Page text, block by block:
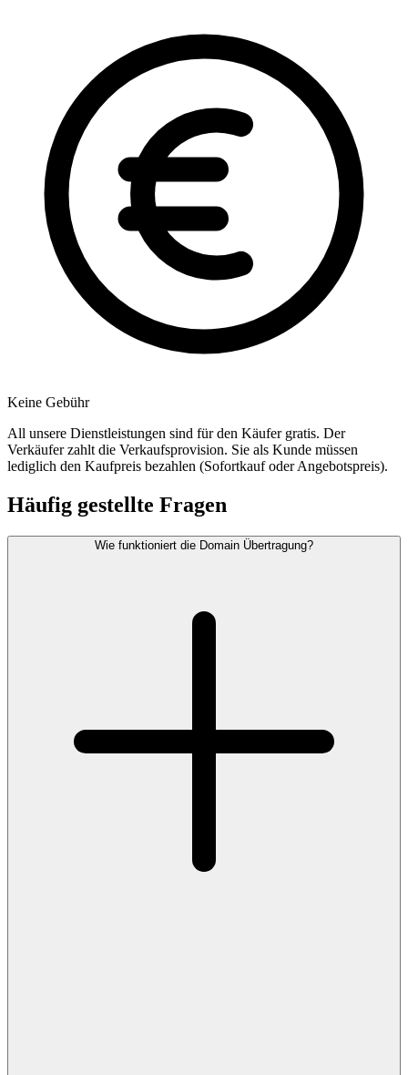
Keine Gebühr
All unsere Dienstleistungen sind für den Käufer gratis. Der
Verkäufer zahlt die Verkaufsprovision. Sie als Kunde müssen
lediglich den Kaufpreis bezahlen (Sofortkauf oder Angebotspreis).
Häufig gestellte Fragen
Wie funktioniert die Domain Übertragung?